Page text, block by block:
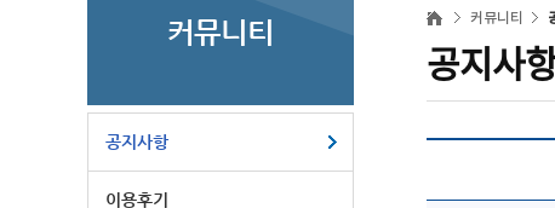
커뮤니티
공지사항
이용후기
커뮤니티
공지사